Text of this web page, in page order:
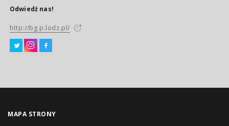
Odwiedź nas!
http://bg.p.lodz.pl/
MAPA STRONY